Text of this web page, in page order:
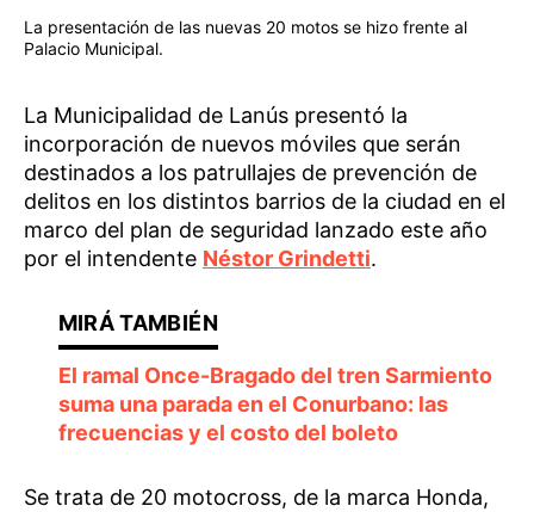
La presentación de las nuevas 20 motos se hizo frente al
Palacio Municipal.
La Municipalidad de Lanús presentó la
incorporación de nuevos móviles que serán
destinados a los patrullajes de prevención de
delitos en los distintos barrios de la ciudad en el
marco del plan de seguridad lanzado este año
por el intendente Néstor Grindetti.
El ramal Once-Bragado del tren Sarmiento
suma una parada en el Conurbano: las
frecuencias y el costo del boleto
Se trata de 20 motocross, de la marca Honda,